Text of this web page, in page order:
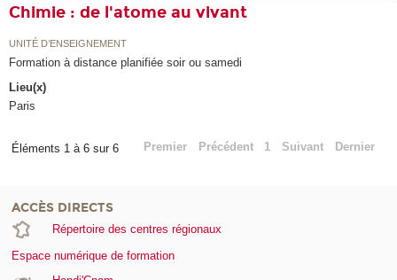
Chimie : de l'atome au vivant
UNITÉ D’ENSEIGNEMENT
Formation à distance planifiée soir ou samedi
Lieu(x)
Paris
Éléments 1 à 6 sur 6 Premier Précédent 1 Suivant Dernier
ACCÈS DIRECTS
Répertoire des centres régionaux
Espace numérique de formation